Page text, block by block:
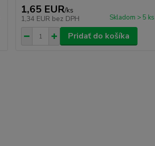
1,65 EUR/ks
1,34 EUR bez DPH Skladom > 5 ks
Pridať do košíka